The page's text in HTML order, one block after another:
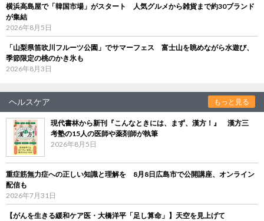
横浜高島屋で「韓国市場」がスタート 人気グルメから雑貨まで約30ブランド
が集結
2026年8月5日
「山梨県笛吹川フルーツ公園」でサマーフェス 富士山を眺めながら水遊び、
季節限定の桃のかき氷も
2026年8月3日
ヘルスケア もっと見る
現代書林から新刊『こんなときには、まず、漢方！』 漢方三
考塾の15人の医師や薬剤師が執筆
2026年8月5日
重症筋無力症への正しい知識と理解を 8月8日広島市で公開講座、オンライン
配信も
2026年7月31日
【がんを生きる緩和ケア医・大橋洋平「足し算命」】天空を見上げて